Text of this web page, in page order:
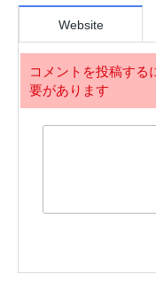
第4話
第2話
3年前
Website
コメントを投稿する
要があります